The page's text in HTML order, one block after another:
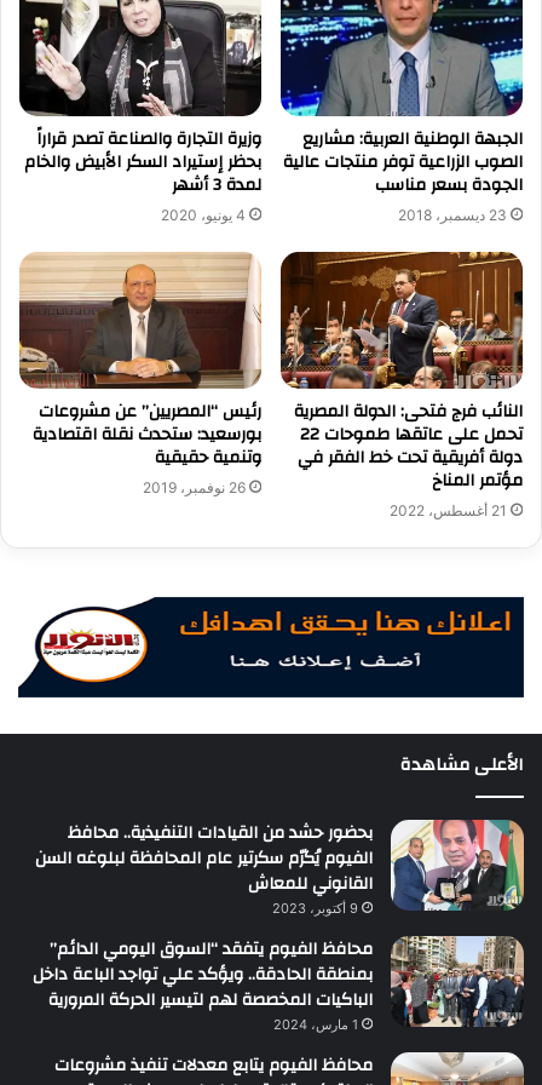
الجبهة الوطنية العربية: مشاريع
الصوب الزراعية توفر منتجات عالية
الجودة بسعر مناسب
23 ديسمبر، 2018
وزيرة التجارة والصناعة تصدر قراراً
بحظر إستيراد السكر الأبيض والخام
لمدة 3 أشهر
4 يونيو، 2020
النائب فرج فتحى: الدولة المصرية
تحمل على عاتقها طموحات 22
دولة أفريقية تحت خط الفقر في
مؤتمر المناخ
21 أغسطس، 2022
رئيس “المصريين” عن مشروعات
بورسعيد: ستحدث نقلة اقتصادية
وتنمية حقيقية
26 نوفمبر، 2019
الأعلى مشاهدة
بحضور حشد من القيادات التنفيذية.. محافظ
الفيوم يُكرّم سكرتير عام المحافظة لبلوغه السن
القانوني للمعاش
9 أكتوبر، 2023
محافظ الفيوم يتفقد “السوق اليومي الدائم”
بمنطقة الحادقة.. ويؤكد علي تواجد الباعة داخل
الباكيات المخصصة لهم لتيسير الحركة المرورية
1 مارس، 2024
محافظ الفيوم يتابع معدلات تنفيذ مشروعات